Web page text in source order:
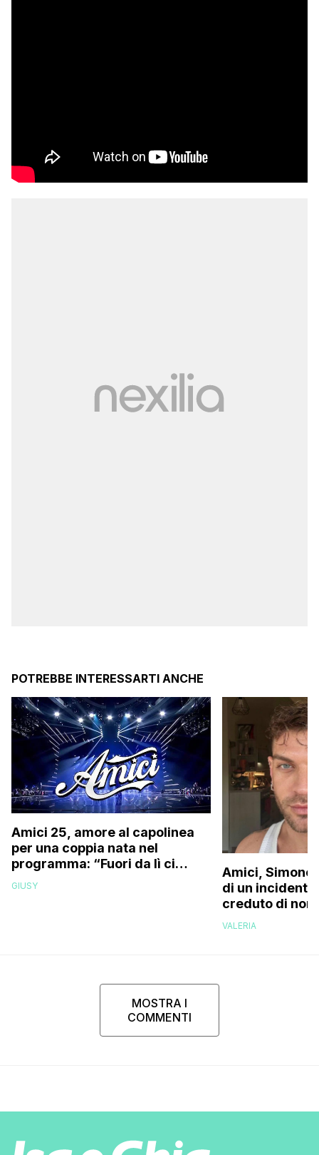
POTREBBE INTERESSARTI ANCHE
Amici 25, amore al capolinea
per una coppia nata nel
programma: “Fuori da lì ci
siamo resi conto che…”
GIUSY
Amici, Simone
di un incidente
creduto di
più la mia
VALERIA
MOSTRA I
COMMENTI